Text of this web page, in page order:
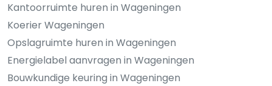
Kantoorruimte huren in Wageningen
Koerier Wageningen
Opslagruimte huren in Wageningen
Energielabel aanvragen in Wageningen
Bouwkundige keuring in Wageningen